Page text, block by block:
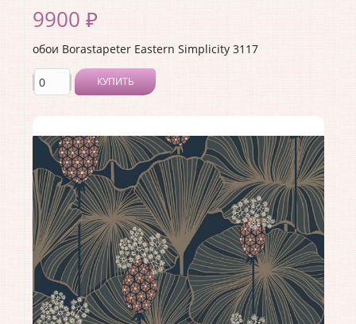
9900 ₽
обои Borastapeter Eastern Simplicity 3117
КУПИТЬ
Производитель:Borastapeter
Коллекция: Eastern Simplicity
Длина рулона:10.05
Ширина рулона:0.53
Материал покрытия:Без покрытия
Страна:Швеция
Материал основы:Флизелин
Раппорт:<>